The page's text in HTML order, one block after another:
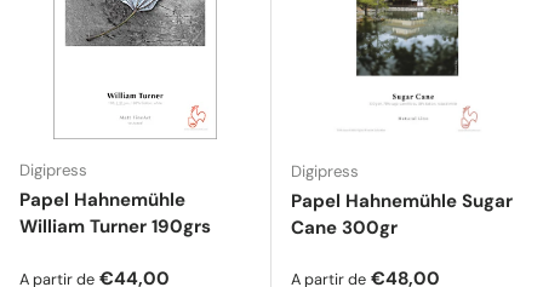
Digipress
Papel Hahnemühle
William Turner 190grs
Preço normal
A partir de €44,00
Digipress
Papel Hahnemühle Sugar
Cane 300gr
Preço normal
A partir de €48,00